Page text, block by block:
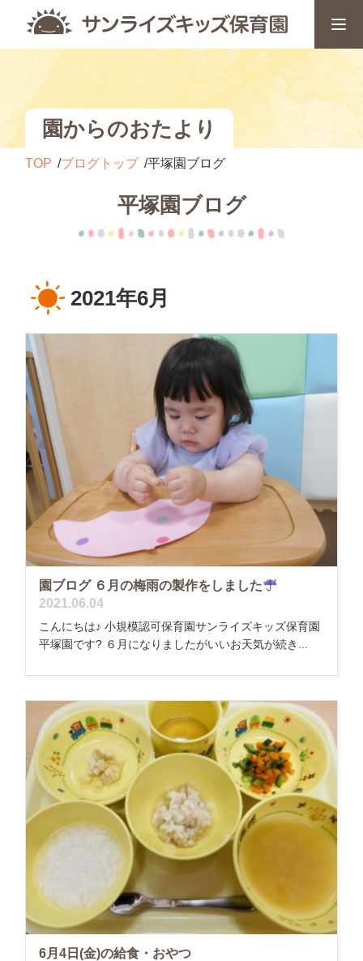
園からのおたより
TOP ブログトップ 平塚園ブログ
平塚園ブログ
2021年6月
園ブログ ６月の梅雨の製作をしました
2021.06.04
こんにちは♪ 小規模認可保育園サンライズキッズ保育園
平塚園です? ６月になりましたがいいお天気が続き...
6月4日(金)の給食・おやつ